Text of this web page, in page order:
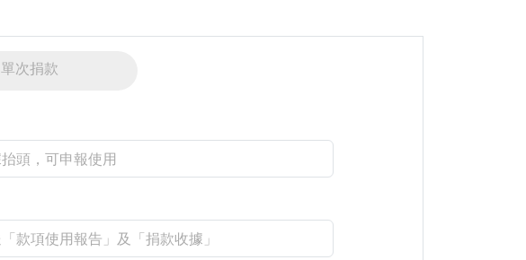
單次捐款